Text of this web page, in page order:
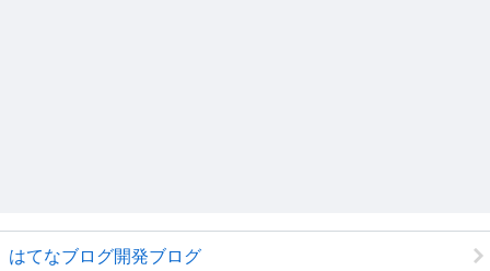
はてなブログ開発ブログ